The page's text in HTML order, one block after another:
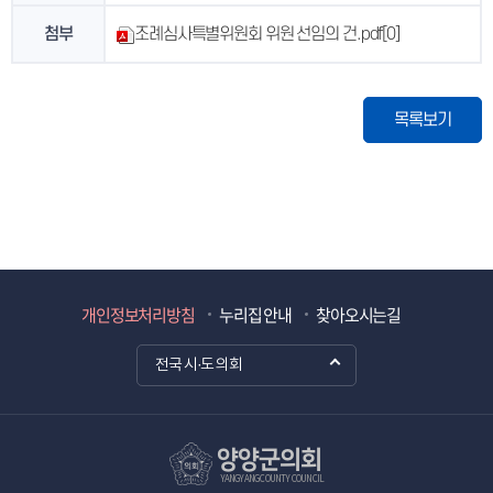
첨부 조례심사특별위원회 위원 선임의 건.pdf[0]
목록보기
개인정보처리방침 누리집 안내 찾아오시는길
전국 시·도 의회
양양군의회
YANGYANG COUNTY COUNCIL